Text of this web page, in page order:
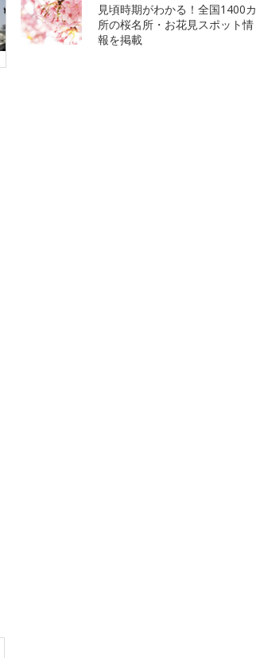
見頃時期がわかる！全国1400カ
所の桜名所・お花見スポット情
報を掲載